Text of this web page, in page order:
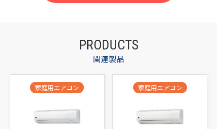
PRODUCTS
関連製品
家庭用エアコン 家庭用エアコン